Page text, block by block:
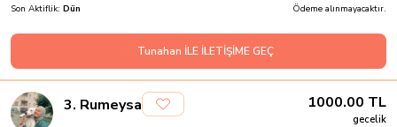
Son Aktiflik: Dün Ödeme alınmayacaktır.
Tunahan İLE İLETİŞİME GEÇ
3. Rumeysa 1000.00 TL
gecelik